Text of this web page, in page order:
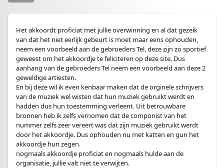
Het akkoordt proficiat met jullie overwinning en al dat gezeik
van dat het niet eerlijk gebeurt is moet maar eens ophouden,
neem een voorbeeld aan de gebroeders Tel, deze zijn zo sportief
geweest om het akkoordje te feliciteren op deze site. Dus
aanhang van de gebroeders Tel neem een voorbeeld aan deze 2
geweldige artiesten.
En bij deze wil ik even kenbaar maken dat de orginele schrijvers
van de muziek wel wisten dat hun muziek gebruikt werdt en
hadden dus hun toestemming verleent. Uit betrouwbare
bronnen heb ik zelfs vernomen dat de componist van het
nummer zelfs zeer vereert was dat zijn muziek gebruikt werdt
door het akkoordje. Dus ophouden nu met katten en gun het
akkoordje hun zegen.
nogmaals akkoordje proficiat en nogmaals hulde aan de
organisatie, jullie valt niet te verwijten.